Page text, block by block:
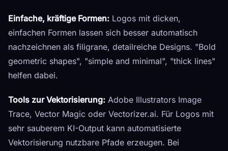
Einfache, kräftige Formen: Logos mit dicken,
einfachen Formen lassen sich besser automatisch
nachzeichnen als filigrane, detailreiche Designs. "Bold
geometric shapes", "simple and minimal", "thick lines"
helfen dabei.
Tools zur Vektorisierung: Adobe Illustrators Image
Trace, Vector Magic oder Vectorizer.ai. Für Logos mit
sehr sauberem KI-Output kann automatisierte
Vektorisierung nutzbare Pfade erzeugen. Bei